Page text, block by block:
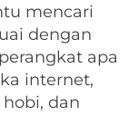
mencari
dengan
apa
internet,
dan